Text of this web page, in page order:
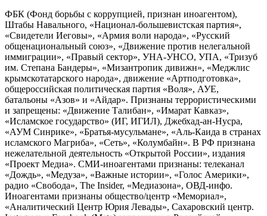
ФБК (Фонд борьбы с коррупцией, признан иноагентом),
Штабы Навального, «Национал-большевистская партия»,
«Свидетели Иеговы», «Армия воли народа», «Русский
общенациональный союз», «Движение против нелегальной
иммиграции», «Правый сектор», УНА-УНСО, УПА, «Тризуб
им. Степана Бандеры», «Мизантропик дивижн», «Меджлис
крымскотатарского народа», движение «Артподготовка»,
общероссийская политическая партия «Воля», АУЕ,
батальоны «Азов» и «Айдар». Признаны террористическими
и запрещены: «Движение Талибан», «Имарат Кавказ»,
«Исламское государство» (ИГ, ИГИЛ), Джебхад-ан-Нусра,
«АУМ Синрике», «Братья-мусульмане», «Аль-Каида в странах
исламского Магриба», «Сеть», «Колумбайн». В РФ признана
нежелательной деятельность «Открытой России», издания
«Проект Медиа». СМИ-иноагентами признаны: телеканал
«Дождь», «Медуза», «Важные истории», «Голос Америки»,
радио «Свобода», The Insider, «Медиазона», ОВД-инфо.
Иноагентами признаны общество/центр «Мемориал»,
«Аналитический Центр Юрия Левады», Сахаровский центр.